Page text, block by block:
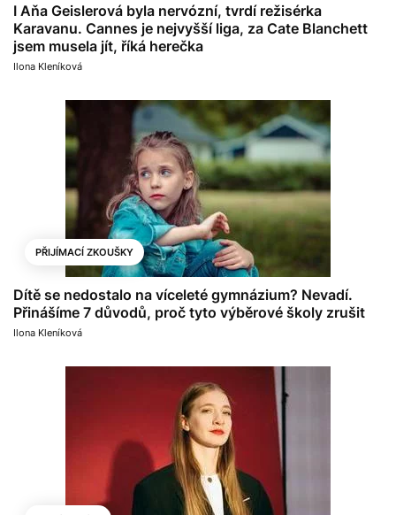
I Aňa Geislerová byla nervózní, tvrdí režisérka
Karavanu. Cannes je nejvyšší liga, za Cate Blanchett
jsem musela jít, říká herečka
Ilona Kleníková
PŘIJÍMACÍ ZKOUŠKY
Dítě se nedostalo na víceleté gymnázium? Nevadí.
Přinášíme 7 důvodů, proč tyto výběrové školy zrušit
Ilona Kleníková